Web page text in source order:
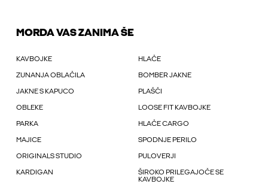
MORDA VAS ZANIMA ŠE
KAVBOJKE HLAČE
ZUNANJA OBLAČILA BOMBER JAKNE
JAKNE S KAPUCO PLAŠČI
OBLEKE LOOSE FIT KAVBOJKE
PARKA HLAČE CARGO
MAJICE SPODNJE PERILO
ORIGINALS STUDIO PULOVERJI
KARDIGAN
ŠIROKO PRILEGAJOČE SE
KAVBOJKE